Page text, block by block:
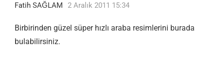
Fatih SAĞLAM 2 Aralık 2011 15:34
Birbirinden güzel süper hızlı araba resimlerini burada
bulabilirsiniz.